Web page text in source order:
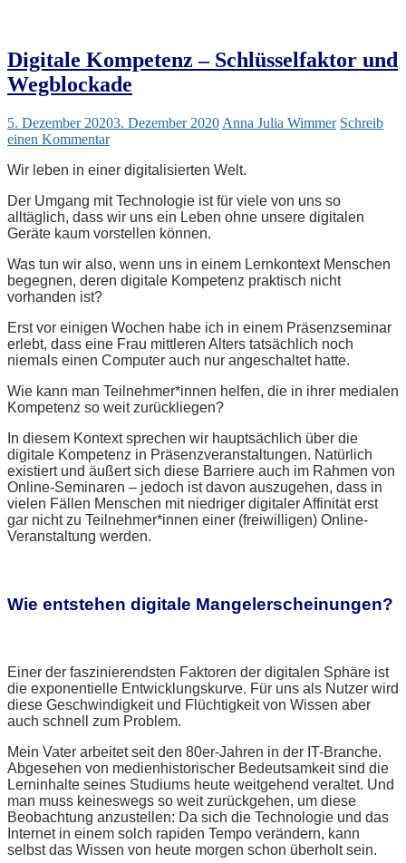
Digitale Kompetenz – Schlüsselfaktor und
Wegblockade
5. Dezember 20203. Dezember 2020 Anna Julia Wimmer Schreib
einen Kommentar
Wir leben in einer digitalisierten Welt.
Der Umgang mit Technologie ist für viele von uns so
alltäglich, dass wir uns ein Leben ohne unsere digitalen
Geräte kaum vorstellen können.
Was tun wir also, wenn uns in einem Lernkontext Menschen
begegnen, deren digitale Kompetenz praktisch nicht
vorhanden ist?
Erst vor einigen Wochen habe ich in einem Präsenzseminar
erlebt, dass eine Frau mittleren Alters tatsächlich noch
niemals einen Computer auch nur angeschaltet hatte.
Wie kann man Teilnehmer*innen helfen, die in ihrer medialen
Kompetenz so weit zurückliegen?
In diesem Kontext sprechen wir hauptsächlich über die
digitale Kompetenz in Präsenzveranstaltungen. Natürlich
existiert und äußert sich diese Barriere auch im Rahmen von
Online-Seminaren – jedoch ist davon auszugehen, dass in
vielen Fällen Menschen mit niedriger digitaler Affinität erst
gar nicht zu Teilnehmer*innen einer (freiwilligen) Online-
Veranstaltung werden.
Wie entstehen digitale Mangelerscheinungen?
Einer der faszinierendsten Faktoren der digitalen Sphäre ist
die exponentielle Entwicklungskurve. Für uns als Nutzer wird
diese Geschwindigkeit und Flüchtigkeit von Wissen aber
auch schnell zum Problem.
Mein Vater arbeitet seit den 80er-Jahren in der IT-Branche.
Abgesehen von medienhistorischer Bedeutsamkeit sind die
Lerninhalte seines Studiums heute weitgehend veraltet. Und
man muss keineswegs so weit zurückgehen, um diese
Beobachtung anzustellen: Da sich die Technologie und das
Internet in einem solch rapiden Tempo verändern, kann
selbst das Wissen von heute morgen schon überholt sein.